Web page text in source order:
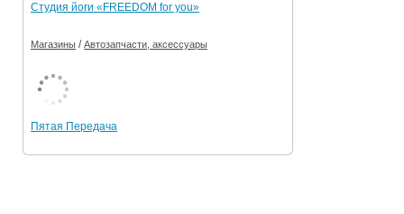
Студия йоги «FREEDOM for you»
Магазины /Автозапчасти, аксессуары
Пятая Передача